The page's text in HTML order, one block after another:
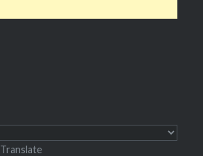
Translate